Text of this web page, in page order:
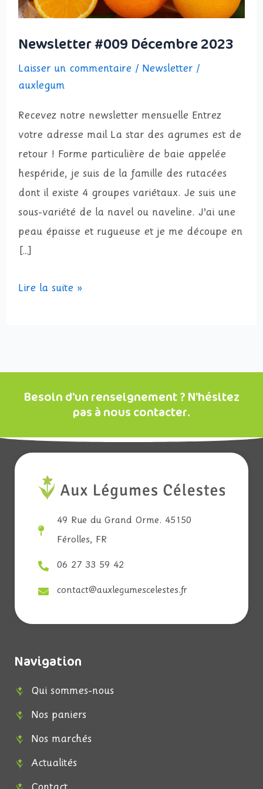
Newsletter #009 Décembre 2023
Laisser un commentaire / Newsletter/
auxlegum
Recevez notre newsletter mensuelle Entrez
votre adresse mail La star des agrumes est de
retour ! Forme particulière de baie appelée
hespéride, je suis de la famille des rutacées
dont il existe 4 groupes variétaux. Je suis une
sous-variété de la navel ou naveline. J’ai une
peau épaisse et rugueuse et je me découpe en
[…]
Lire la suite »
Besoin d'un renseignement ? N'hésitez
pas à nous contacter.
49 Rue du Grand Orme. 45150
Férolles, FR
06 27 33 59 42
contact@auxlegumescelestes.fr
Navigation
Qui sommes-nous
Nos paniers
Nos marchés
Actualités